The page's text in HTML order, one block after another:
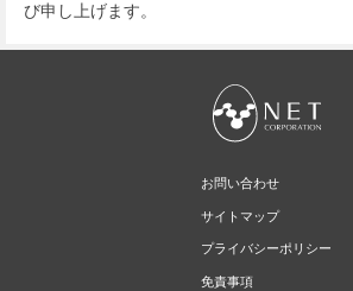
び申し上げます。
お問い合わせ
サイトマップ
プライバシーポリシー
免責事項